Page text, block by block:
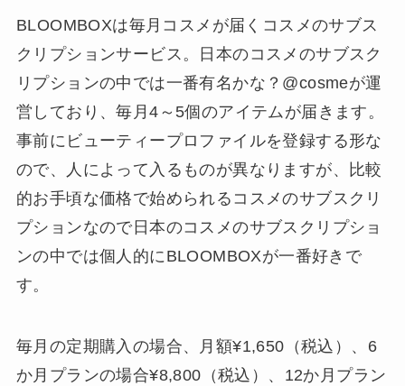
BLOOMBOXは毎月コスメが届くコスメのサブス
クリプションサービス。日本のコスメのサブスク
リプションの中では一番有名かな？@cosmeが運
営しており、毎月4～5個のアイテムが届きます。
事前にビューティープロファイルを登録する形な
ので、人によって入るものが異なりますが、比較
的お手頃な価格で始められるコスメのサブスクリ
プションなので日本のコスメのサブスクリプショ
ンの中では個人的にBLOOMBOXが一番好きで
す。
毎月の定期購入の場合、月額¥1,650（税込）、6
か月プランの場合¥8,800（税込）、12か月プラン